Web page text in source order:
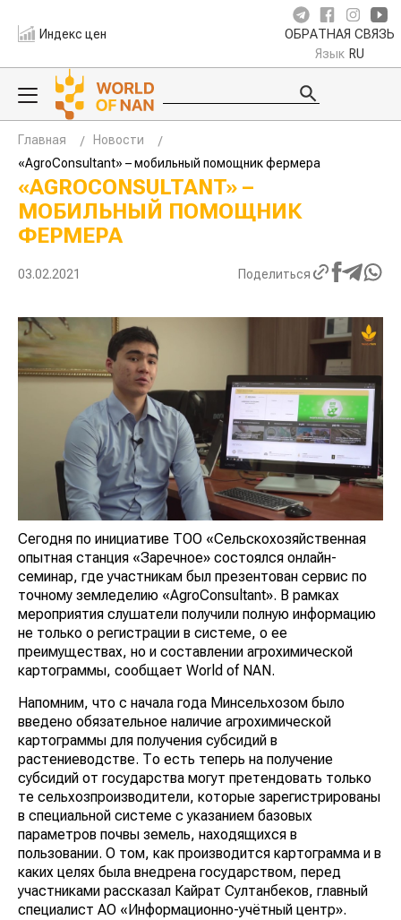
Индекс цен ОБРАТНАЯ СВЯЗЬ
Язык RU
Главная
Новости
«AgroConsultant» – мобильный помощник фермера
«AGROCONSULTANT» –
МОБИЛЬНЫЙ ПОМОЩНИК
ФЕРМЕРА
03.02.2021 Поделиться
Сегодня по инициативе ТОО «Сельскохозяйственная
опытная станция «Заречное» состоялся онлайн-
семинар, где участникам был презентован сервис по
точному земледелию «AgroConsultant». В рамках
мероприятия слушатели получили полную информацию
не только о регистрации в системе, о ее
преимуществах, но и составлении агрохимической
картограммы, сообщает World of NAN.
Напомним, что с начала года Минсельхозом было
введено обязательное наличие агрохимической
картограммы для получения субсидий в
растениеводстве. То есть теперь на получение
субсидий от государства могут претендовать только
те сельхозпроизводители, которые зарегистрированы
в специальной системе с указанием базовых
параметров почвы земель, находящихся в
пользовании. О том, как производится картограмма и в
каких целях была внедрена государством, перед
участниками рассказал Кайрат Султанбеков, главный
специалист АО «Информационно-учётный центр».